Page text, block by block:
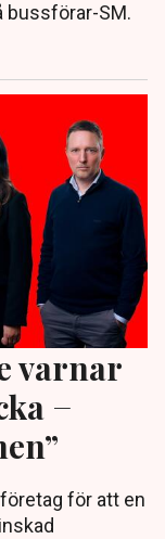
bussförar-SM.
varnar
−
för att en